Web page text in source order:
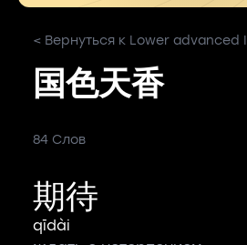
< Вернуться к Lower advanced I
国色天香
84 Слов
期待
qīdài